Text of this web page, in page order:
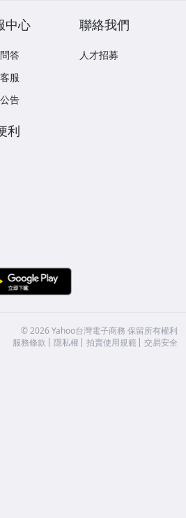
中心
答
服
告
聯絡我們
人才招募
利
©2026 Yahoo台灣電子商務 保留所有權利
服務條款
隱私權 拍賣使用規範 交易安全